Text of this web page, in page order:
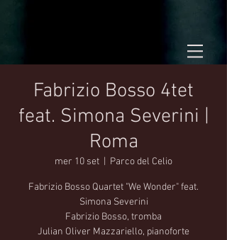
Fabrizio Bosso 4tet
feat. Simona Severini |
Roma
mer 10 set Parco del Celio
Fabrizio Bosso Quartet "We Wonder" feat.
Simona Severini
Fabrizio Bosso, tromba
Julian Oliver Mazzariello, pianoforte